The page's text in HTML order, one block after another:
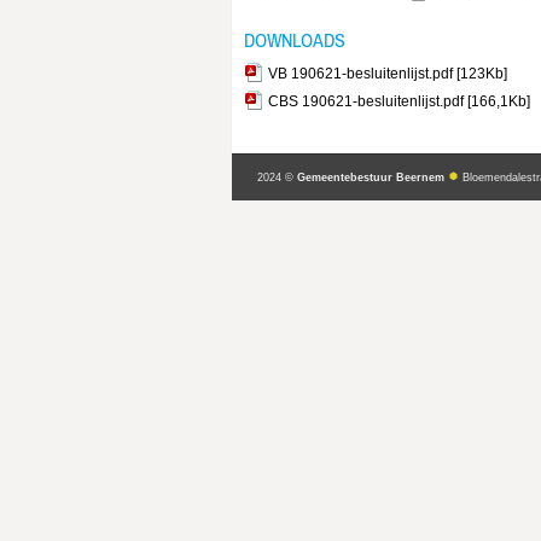
DOWNLOADS
VB 190621-besluitenlijst.pdf [123Kb]
CBS 190621-besluitenlijst.pdf [166,1Kb]
2024 © Gemeentebestuur Beernem